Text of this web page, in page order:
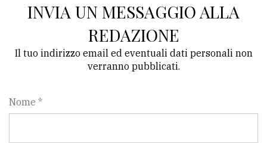
INVIA UN MESSAGGIO ALLA
REDAZIONE
Il tuo indirizzo email ed eventuali dati personali non
verranno pubblicati.
Nome *